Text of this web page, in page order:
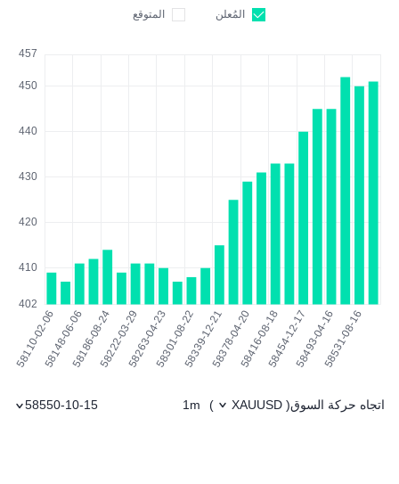
المُعلن المتوقع
اتجاه حركة السوق(
XAUUSD
)
1m
58550-10-15